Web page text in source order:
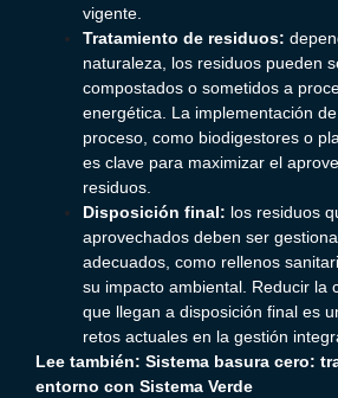
vigente.
Tratamiento de residuos:
naturaleza, los residuos pueden
compostados o sometidos a
energética. La implementación
proceso, como biodigestores o
es clave para maximizar el
residuos.
Disposición final: los residuos
aprovechados deben ser
adecuados, como rellenos
su impacto ambiental. Reducir la
que llegan a disposición final es
retos actuales en la gestión
Lee también: Sistema basura cero:
entorno con Sistema Verde